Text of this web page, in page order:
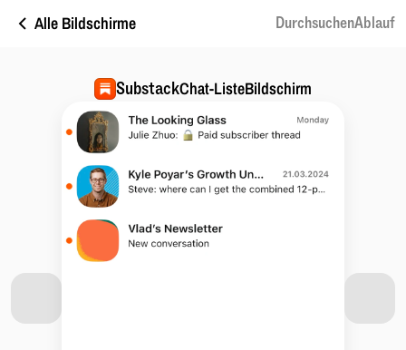
Alle Bildschirme DurchsuchenAblauf
SubstackChat-ListeBildschirm